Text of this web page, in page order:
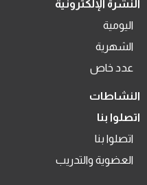
النشرة الإلكترونية
اليومية
الشهرية
عدد خاص
النشاطات
اتصلوا بنا
اتصلوا بنا
العضوية والتدريب